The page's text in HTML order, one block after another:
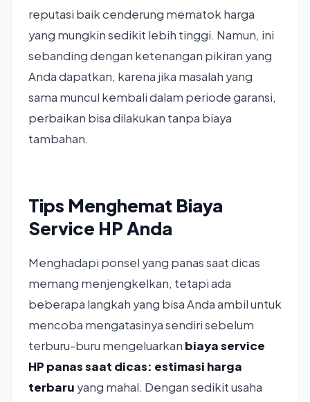
reputasi baik cenderung mematok harga
yang mungkin sedikit lebih tinggi. Namun, ini
sebanding dengan ketenangan pikiran yang
Anda dapatkan, karena jika masalah yang
sama muncul kembali dalam periode garansi,
perbaikan bisa dilakukan tanpa biaya
tambahan.
Tips Menghemat Biaya
Service HP Anda
Menghadapi ponsel yang panas saat dicas
memang menjengkelkan, tetapi ada
beberapa langkah yang bisa Anda ambil untuk
mencoba mengatasinya sendiri sebelum
terburu-buru mengeluarkan biaya service
HP panas saat dicas: estimasi harga
terbaru yang mahal. Dengan sedikit usaha